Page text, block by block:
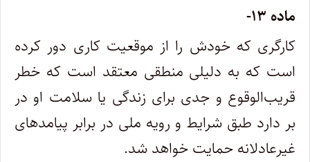
ماده ۱۳-
کارگری که خودش را از موقعیت کاری دور کرده
است که به دلیلی منطقی معتقد است که خطر
قریب‌الوقوع و جدی برای زندگی یا سلامت او در
بر دارد طبق شرایط و رویه ملی در برابر پیامدهای
غیرعادلانه حمایت خواهد شد.